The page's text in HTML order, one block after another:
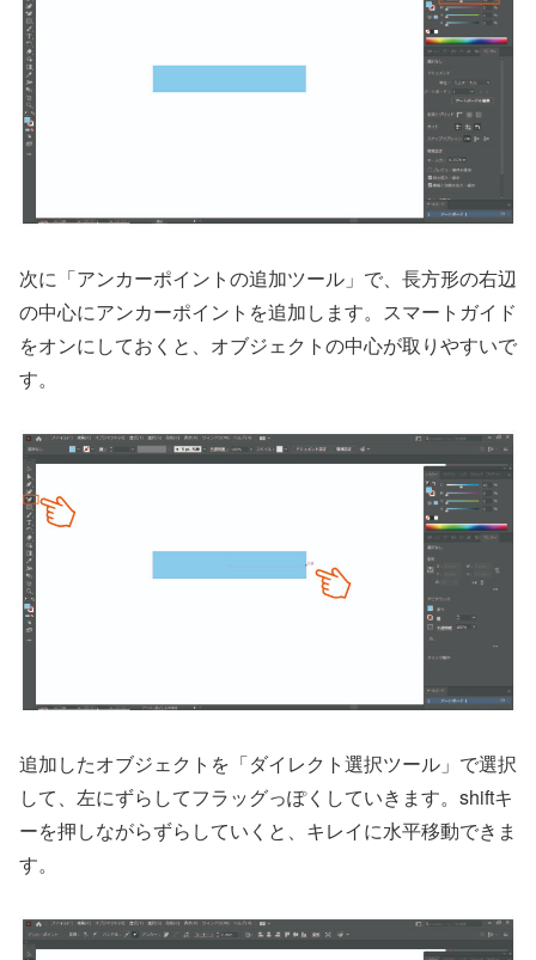
次に「アンカーポイントの追加ツール」で、長方形の右辺
の中心にアンカーポイントを追加します。スマートガイド
をオンにしておくと、オブジェクトの中心が取りやすいで
す。
追加したオブジェクトを「ダイレクト選択ツール」で選択
して、左にずらしてフラッグっぽくしていきます。shiftキ
ーを押しながらずらしていくと、キレイに水平移動できま
す。